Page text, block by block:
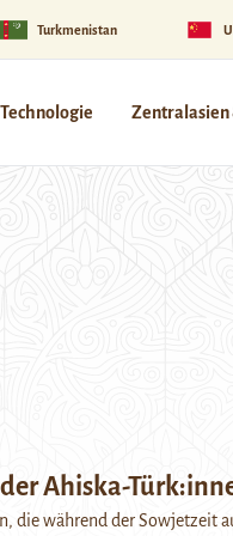
Turkmenistan
Zentralasien
Ahiska-
die während der Sowjetzeit